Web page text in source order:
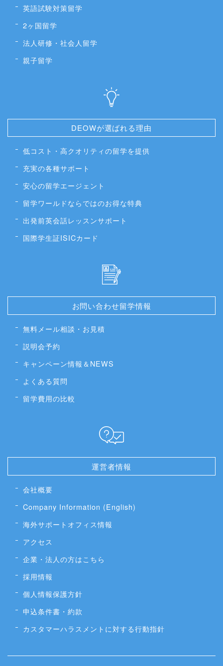
英語試験対策留学
2ヶ国留学
法人研修・社会人留学
親子留学
DEOWが選ばれる理由
低コスト・高クオリティの留学を提供
充実の各種サポート
安心の留学エージェント
留学ワールドならではのお得な特典
出発前英会話レッスンサポート
国際学生証ISICカード
お問い合わせ留学情報
無料メール相談・お見積
説明会予約
キャンペーン情報＆NEWS
よくある質問
留学費用の比較
運営者情報
会社概要
Company Information (English)
海外サポートオフィス情報
アクセス
企業・法人の方はこちら
採用情報
個人情報保護方針
申込条件書・約款
カスタマーハラスメントに対する行動指針